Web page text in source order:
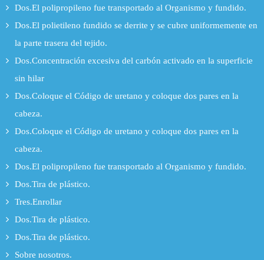
Dos.El polipropileno fue transportado al Organismo y fundido.
Dos.El polietileno fundido se derrite y se cubre uniformemente en
la parte trasera del tejido.
Dos.Concentración excesiva del carbón activado en la superficie
sin hilar
Dos.Coloque el Código de uretano y coloque dos pares en la
cabeza.
Dos.Coloque el Código de uretano y coloque dos pares en la
cabeza.
Dos.El polipropileno fue transportado al Organismo y fundido.
Dos.Tira de plástico.
Tres.Enrollar
Dos.Tira de plástico.
Dos.Tira de plástico.
Sobre nosotros.